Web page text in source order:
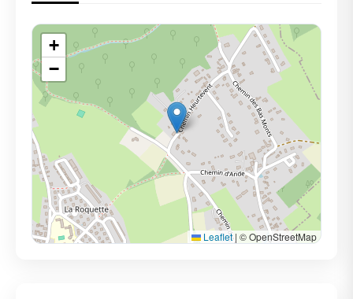
+
−
Leaflet | © OpenStreetMap